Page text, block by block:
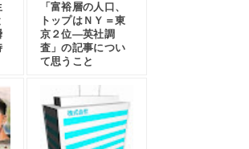
「富裕層の人口、
トップはＮＹ＝東
京２位―英社調
査」の記事につい
て思うこと